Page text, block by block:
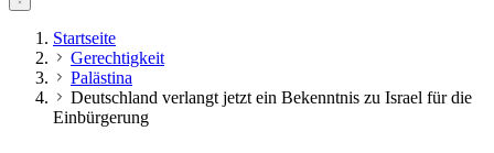
Startseite
Gerechtigkeit
Palästina
Deutschland verlangt jetzt ein Bekenntnis zu Israel für die
Einbürgerung